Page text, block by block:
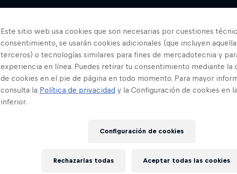
Este sitio web usa cookies que son necesarias por cuestiones
consentimiento, se usarán cookies adicionales (que incluyen
terceros) o tecnologías similares para fines de mercadotecnia y
experiencia en línea. Puedes retirar tu consentimiento mediante la
de cookies en el pie de página en todo momento. Para mayor
consulta la Política de privacidad y la Configuración de cookies en
inferior.
Configuración de cookies
Rechazarlas todas Aceptar todas las cookies